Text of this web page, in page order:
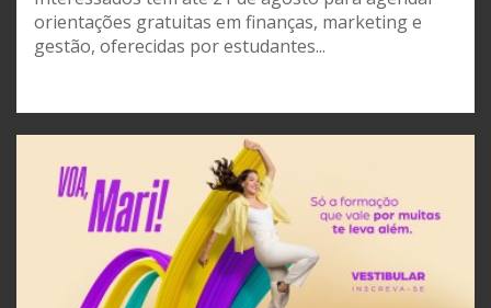
orientações gratuitas em finanças, marketing e
gestão, oferecidas por estudantes...